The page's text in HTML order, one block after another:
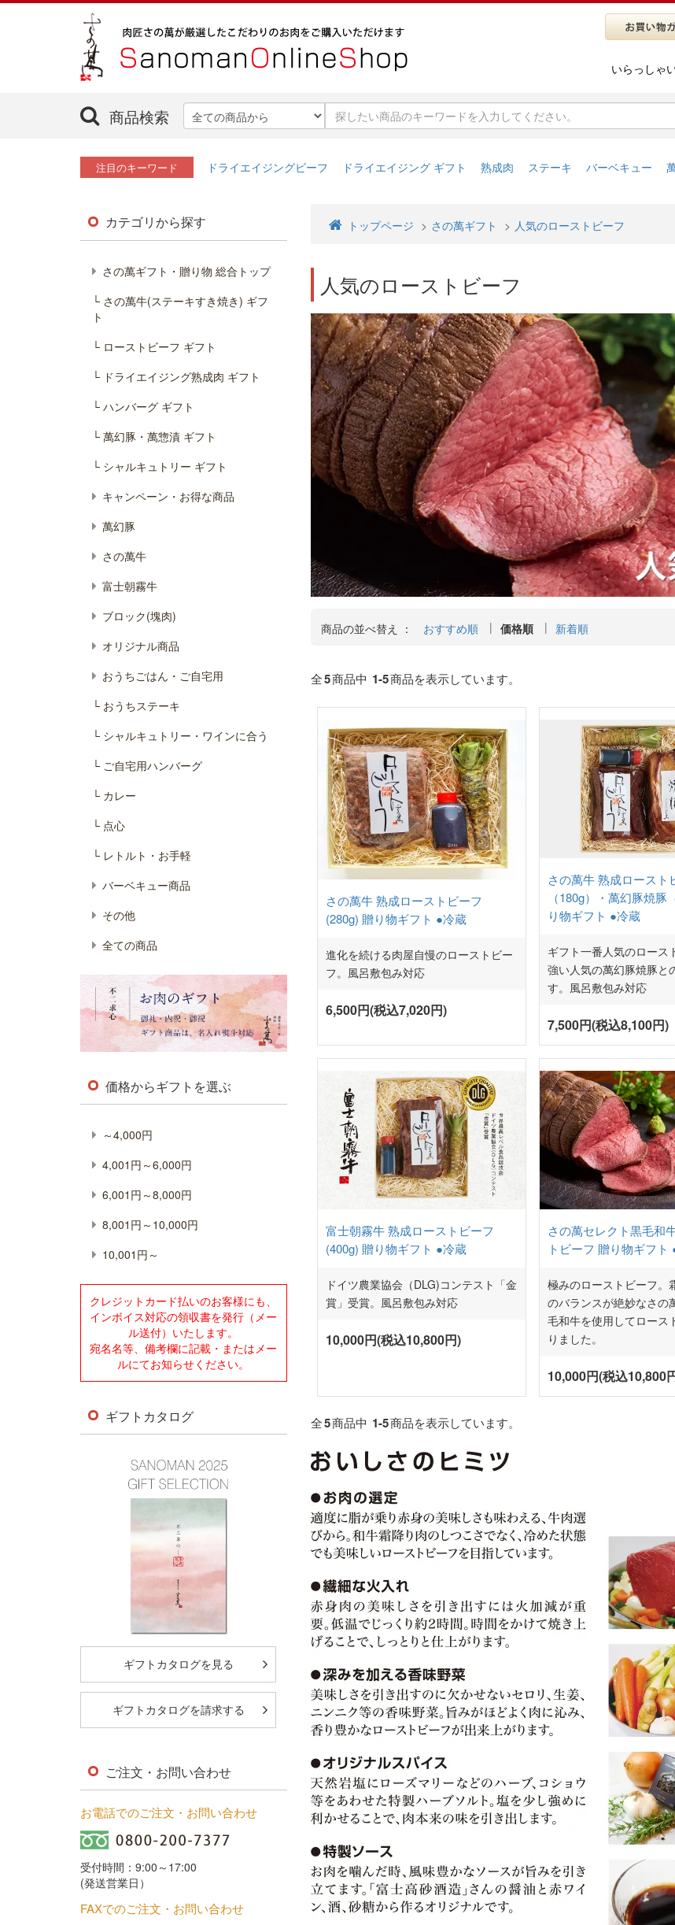
いらっしゃ
商品検索
注目のキーワード ドライエイジングビーフ ドライエイジング ギフト 熟成肉 ステーキ バーベキュー
カテゴリから探す
さの萬ギフト・贈り物 総合トップ
└ さの萬牛(ステーキすき焼き) ギフ
ト
└ ローストビーフ ギフト
└ ドライエイジング熟成肉 ギフト
└ ハンバーグ ギフト
└ 萬幻豚・萬惣漬 ギフト
└ シャルキュトリー ギフト
キャンペーン・お得な商品
萬幻豚
さの萬牛
富士朝霧牛
ブロック(塊肉)
オリジナル商品
おうちごはん・ご自宅用
└ おうちステーキ
└ シャルキュトリー・ワインに合う
└ ご自宅用ハンバーグ
└ カレー
└ 点心
└ レトルト・お手軽
バーベキュー商品
その他
全ての商品
価格からギフトを選ぶ
～4,000円
4,001円～6,000円
6,001円～8,000円
8,001円～10,000円
10,001円～
クレジットカード払いのお客様にも、
インボイス対応の領収書を発行（メー
ル送付）いたします。
宛名名等、備考欄に記載・またはメー
ルにてお知らせください。
ギフトカタログ
ギフトカタログを見る
ギフトカタログを請求する
ご注文・お問い合わせ
お電話でのご注文・お問い合わせ
受付時間：9:00～17:00
(発送営業日）
FAXでのご注文・お問い合わせ
トップページ さの萬ギフト 人気のローストビーフ
人気のローストビーフ
商品の並べ替え ： おすすめ順 価格順 新着順
全5商品中 1-5商品を表示しています。
さの萬牛 熟成ローストビーフ
(280g) 贈り物ギフト ●冷蔵
進化を続ける肉屋自慢のローストビー
フ。風呂敷包み対応
6,500円(税込7,020円)
さの萬牛 熟成ロースト
（180g）・萬幻豚焼豚
り物ギフト ●冷蔵
ギフト一番人気のロース
強い人気の萬幻豚焼豚と
す。風呂敷包み対応
7,500円(税込8,100円)
富士朝霧牛 熟成ローストビーフ
(400g) 贈り物ギフト ●冷蔵
ドイツ農業協会（DLG)コンテスト「金
賞」受賞。風呂敷包み対応
10,000円(税込10,800円)
さの萬セレクト黒毛和
トビーフ 贈り物ギフト
極みのローストビーフ。
のバランスが絶妙なさの
毛和牛を使用してロース
りました。
10,000円(税込10,800
全5商品中 1-5商品を表示しています。